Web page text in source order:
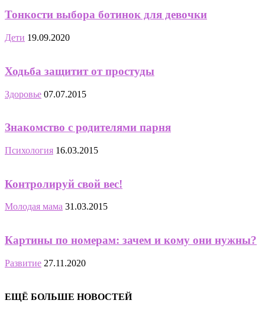
Тонкости выбора ботинок для девочки
Дети 19.09.2020
Ходьба защитит от простуды
Здоровье 07.07.2015
Знакомство с родителями парня
Психология 16.03.2015
Контролируй свой вес!
Молодая мама 31.03.2015
Картины по номерам: зачем и кому они нужны?
Развитие 27.11.2020
ЕЩЁ БОЛЬШЕ НОВОСТЕЙ